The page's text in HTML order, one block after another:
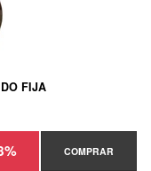
FIJA
COMPRAR